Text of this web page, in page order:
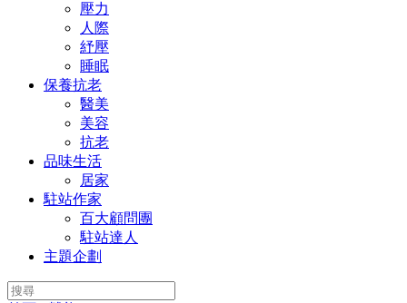
壓力
人際
紓壓
睡眠
保養抗老
醫美
美容
抗老
品味生活
居家
駐站作家
百大顧問團
駐站達人
主題企劃